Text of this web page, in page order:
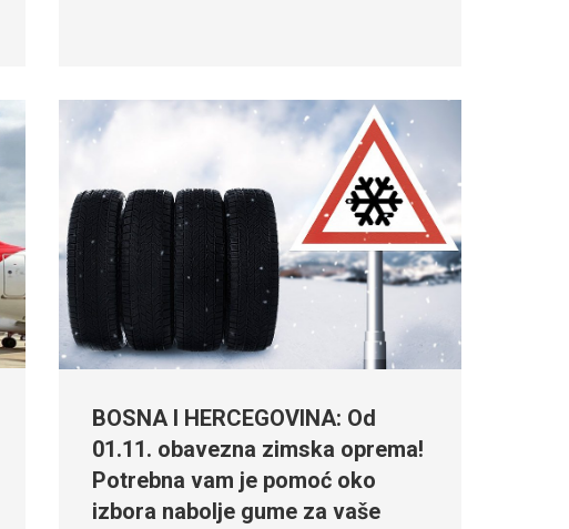
BOSNA I HERCEGOVINA: Od
01.11. obavezna zimska oprema!
Potrebna vam je pomoć oko
izbora nabolje gume za vaše